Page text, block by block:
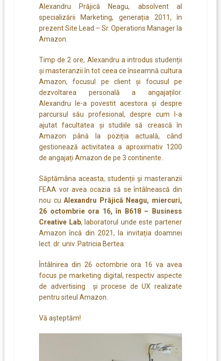
Alexandru Prăjică Neagu, absolvent al
specializării Marketing, generația 2011, în
prezent Site Lead – Sr. Operations Manager la
Amazon.
Timp de 2 ore, Alexandru a introdus studenții
și masteranzii în tot ceea ce înseamnă cultura
Amazon, focusul pe client și focusul pe
dezvoltarea personală a angajaților.
Alexandru le-a povestit acestora și despre
parcursul său profesional, despre cum l-a
ajutat facultatea și studiile să crească în
Amazon până la poziția actuală, când
gestionează activitatea a aproximativ 1200
de angajați Amazon de pe 3 continente.
Săptămâna aceasta, studenții și masteranzii
FEAA vor avea ocazia să se întâlnească din
nou cuAlexandru Prăjică Neagu, miercuri,
26 octombrie ora 16, în B618 – Business
Creative Lab, laboratorul unde este partener
Amazon încă din 2021, la invitația doamnei
lect. dr. univ. Patricia Bertea.
Întâlnirea din 26 octombrie ora 16 va avea
focus pe marketing digital, respectiv aspecte
de advertising și procese de UX realizate
pentru siteul Amazon.
Vă așteptăm!